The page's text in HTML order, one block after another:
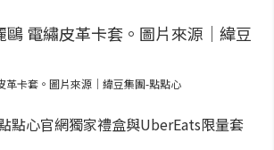
卡套。圖片來源｜緯豆集團-點點心
點心官網獨家禮盒與UberEats限量套